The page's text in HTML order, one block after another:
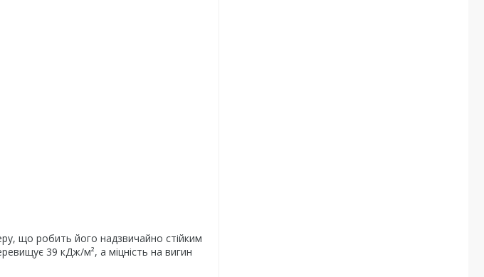
що робить його надзвичайно стійким
39 кДж/м², а міцність на вигин